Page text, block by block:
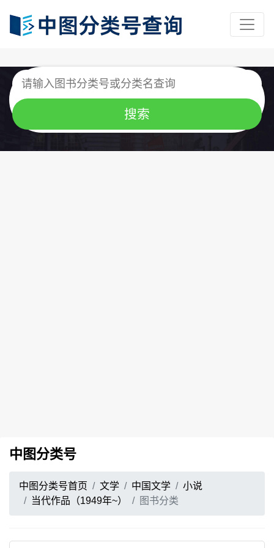
中图分类号
中图分类号首页 文学 中国文学
小说
当代作品（1949年~）
图书分类